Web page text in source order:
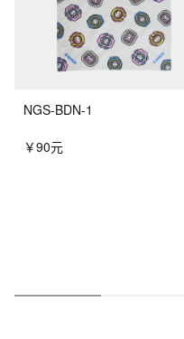
NGS-BDN-1
￥90元